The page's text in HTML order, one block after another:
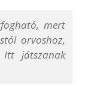
mert
orvoshoz,
játszanak